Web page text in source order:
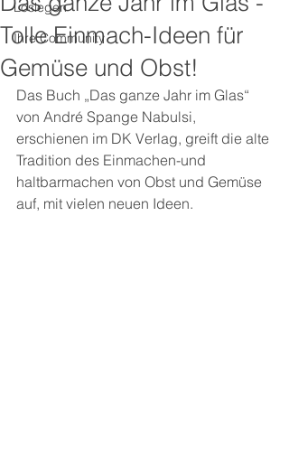
Loslegen
Ihre Community
Tolle Einmach-Ideen für
Gemüse und Obst!
Das Buch „Das ganze Jahr im Glas“
von André Spange Nabulsi,
erschienen im DK Verlag, greift die alte
Tradition des Einmachen-und
haltbarmachen von Obst und Gemüse
auf, mit vielen neuen Ideen.